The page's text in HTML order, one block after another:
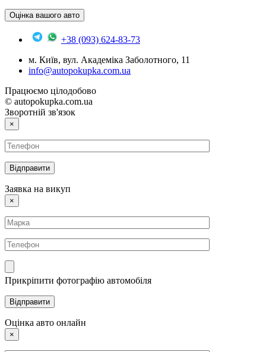
Оцінка вашого авто
+38 (093) 624-83-73
м. Київ, вул. Академіка Заболотного, 11
info@autopokupka.com.ua
Працюємо цілодобово
© autopokupka.com.ua
Зворотній зв'язок
×
Заявка на викуп
×
Прикріпити фотографію автомобіля
Оцінка авто онлайн
×